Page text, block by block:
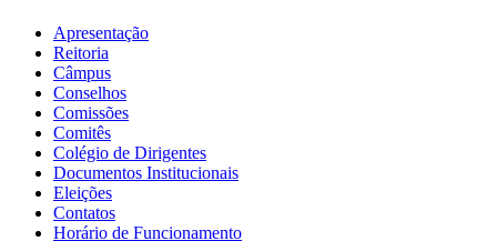
Apresentação
Reitoria
Câmpus
Conselhos
Comissões
Comitês
Colégio de Dirigentes
Documentos Institucionais
Eleições
Contatos
Horário de Funcionamento